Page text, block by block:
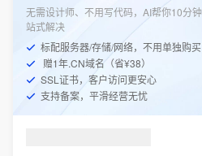
无需设计师、不用写代码，AI帮你10分
站式解决
标配服务器/存储/网络，不用单独购买
赠1年.CN域名（省¥38）
SSL证书，客户访问更安心
支持备案，平滑经营无忧